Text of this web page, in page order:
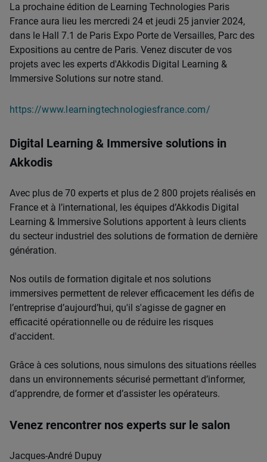
La prochaine édition de Learning Technologies Paris
France aura lieu les mercredi 24 et jeudi 25 janvier 2024,
dans le Hall 7.1 de Paris Expo Porte de Versailles, Parc des
Expositions au centre de Paris. Venez discuter de vos
projets avec les experts d'Akkodis Digital Learning &
Immersive Solutions sur notre stand.
https://www.learningtechnologiesfrance.com/
Digital Learning & Immersive solutions in
Akkodis
Avec plus de 70 experts et plus de 2 800 projets réalisés en
France et à l’international, les équipes d’Akkodis Digital
Learning & Immersive Solutions apportent à leurs clients
du secteur industriel des solutions de formation de dernière
génération.
Nos outils de formation digitale et nos solutions
immersives permettent de relever efficacement les défis de
l’entreprise d’aujourd’hui, qu'il s'agisse de gagner en
efficacité opérationnelle ou de réduire les risques
d'accident.
Grâce à ces solutions, nous simulons des situations réelles
dans un environnements sécurisé permettant d’informer,
d’apprendre, de former et d’assister les opérateurs.
Venez rencontrer nos experts sur le salon
Jacques-André Dupuy